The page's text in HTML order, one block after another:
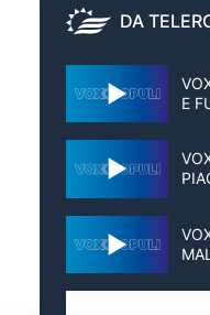
DA
E